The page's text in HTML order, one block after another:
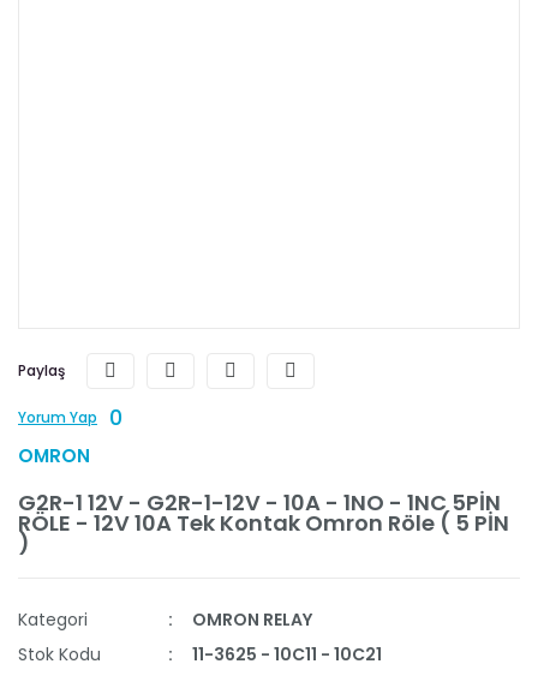
Paylaş
Yorum Yap 0
OMRON
G2R-1 12V - G2R-1-12V - 10A - 1NO - 1NC 5PİN
RÖLE - 12V 10A Tek Kontak Omron Röle ( 5 PİN
)
Kategori
OMRON RELAY
Stok Kodu
11-3625 - 10C11 - 10C21